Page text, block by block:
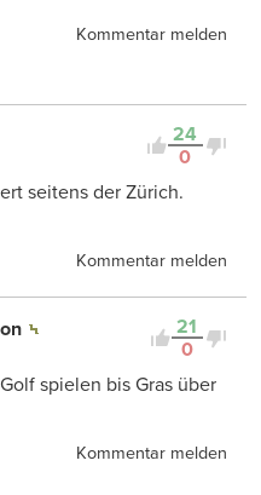
Kommentar melden
24
0
seitens der Zürich.
Kommentar melden
21
0
spielen bis Gras über
Kommentar melden